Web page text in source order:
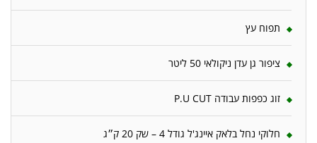
תפוח עץ
ציפור גן עדן ניקולאי 50 ליטר
זוג כפפות עבודה P.U CUT
חלוקי נחל בלאק איינג'ל גודל 4 – שק 20 ק״ג